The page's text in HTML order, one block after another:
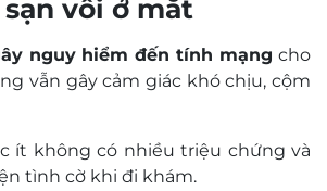
vôi ở mắt
nguy hiểm đến tính mạng cho
vẫn gây cảm giác khó chịu, cộm
ít không có nhiều triệu chứng và
tình cờ khi đi khám.